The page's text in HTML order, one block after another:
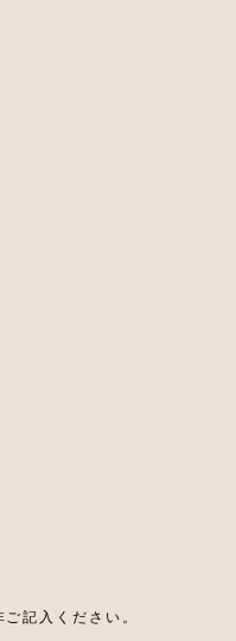
記入ください。